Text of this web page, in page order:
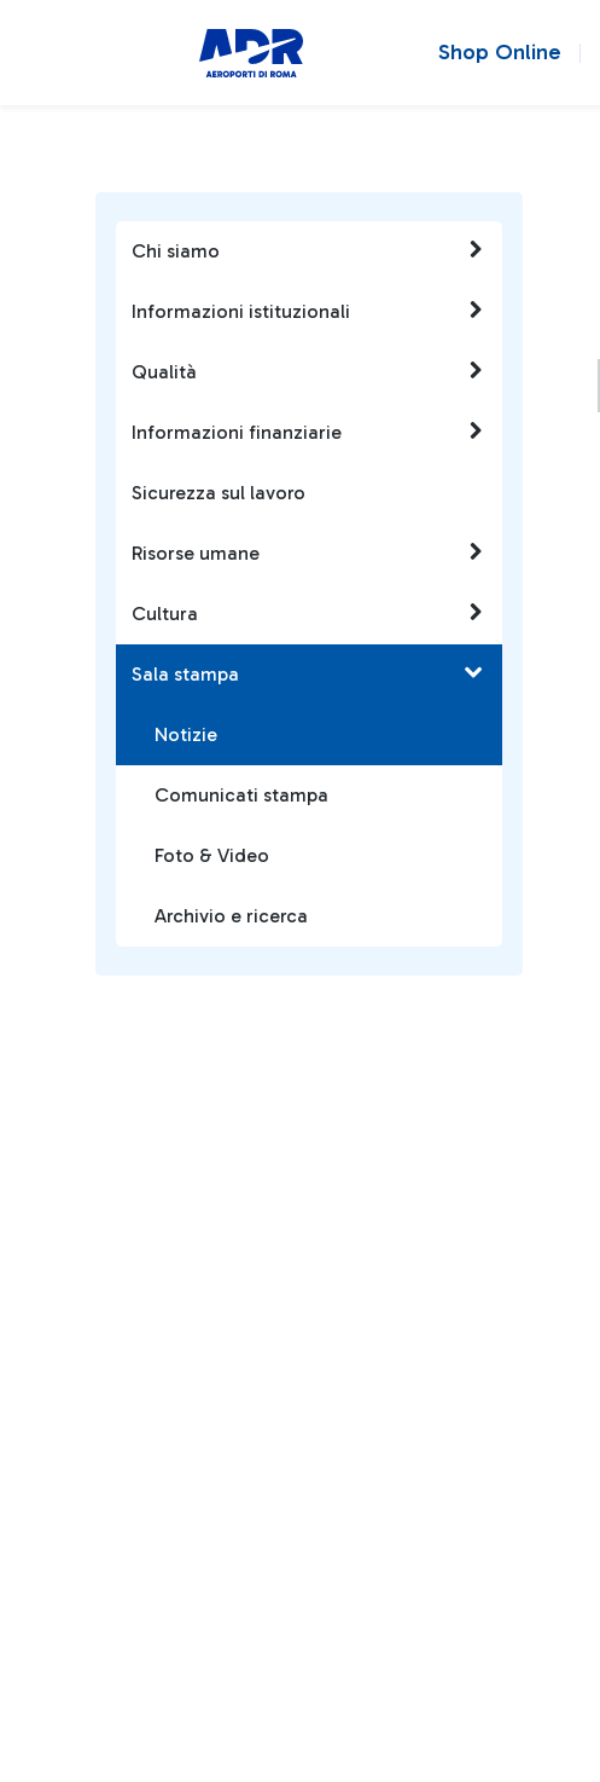
Shop Online
Chi siamo
Informazioni istituzionali
Qualità
Informazioni finanziarie
Sicurezza sul lavoro
Risorse umane
Cultura
Sala stampa
Notizie
Comunicati stampa
Foto & Video
Archivio e ricerca